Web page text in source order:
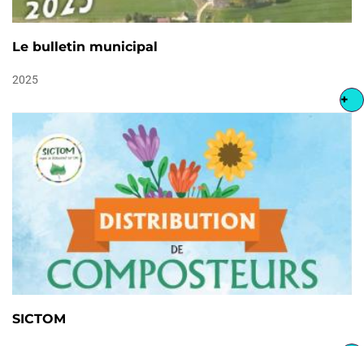
Le bulletin municipal
2025
+
SICTOM